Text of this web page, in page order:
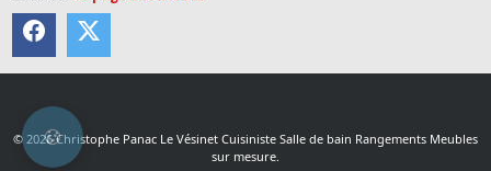
© 2026 Christophe Panac Le Vésinet Cuisiniste Salle de bain Rangements Meubles
sur mesure.